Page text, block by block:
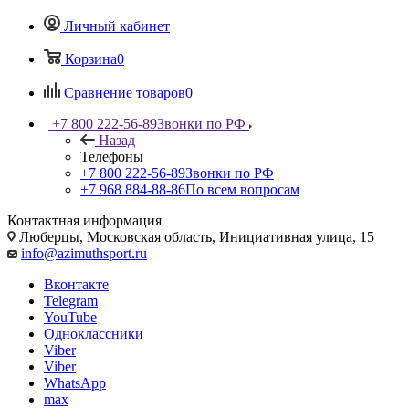
Личный кабинет
Корзина0
Сравнение товаров0
+7 800 222-56-89Звонки по РФ
Назад
Телефоны
+7 800 222-56-89Звонки по РФ
+7 968 884-88-86По всем вопросам
Контактная информация
Люберцы, Московская область, Инициативная улица, 15
info@azimuthsport.ru
Вконтакте
Telegram
YouTube
Одноклассники
Viber
Viber
WhatsApp
max